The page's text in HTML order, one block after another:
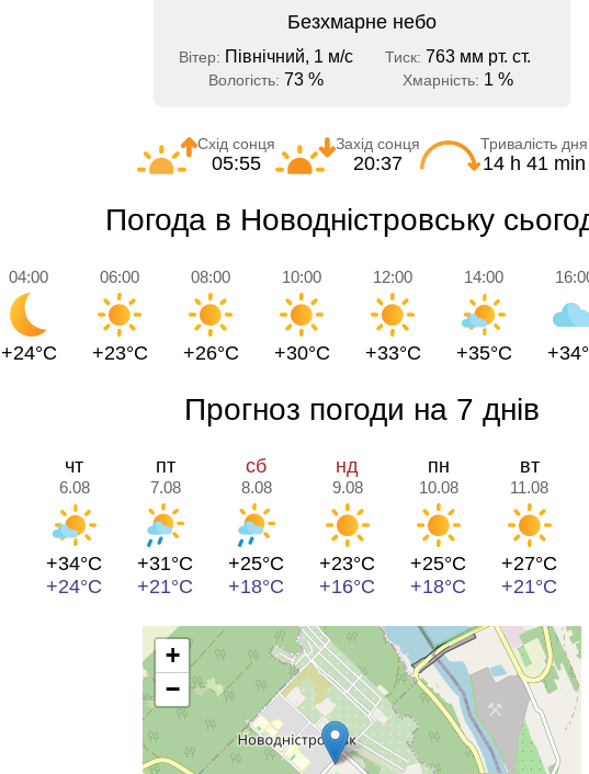
Безхмарне небо
Вітер: Північний, 1 м/с Тиск: 763 мм рт. ст.
Вологість: 73 % Хмарність: 1 %
Схід сонця
05:55
Захід сонця
20:37
Тривалість дня
14 h 41 min
Погода в Новодністровську
04:00
+24°C
06:00
+23°C
08:00
+26°C
10:00
+30°C
12:00
+33°C
14:00
+35°C
Прогноз погоди на 7 днів
чт
6.08
+34°C
+24°C
пт
7.08
+31°C
+21°C
сб
8.08
+25°C
+18°C
нд
9.08
+23°C
+16°C
пн
10.08
+25°C
+18°C
вт
11.08
+27°C
+21°C
+
−